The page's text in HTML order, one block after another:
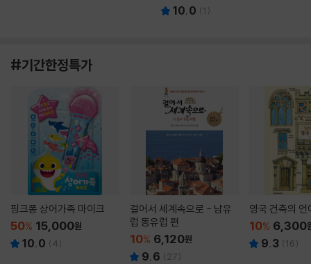
10.0 (1 )
#기간한정특가
핑크퐁 상어가족 마이크
50% 15,000원
10.0 (4)
걸어서 세계속으로 - 남유
럽 동유럽 편
10% 6,120원
9.6 ( 27)
영국 건축의 언
10% 6,300
9.3 (16)